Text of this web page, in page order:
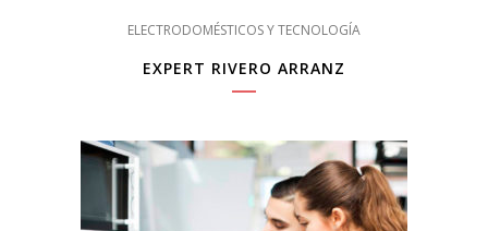
ELECTRODOMÉSTICOS Y TECNOLOGÍA
EXPERT RIVERO ARRANZ